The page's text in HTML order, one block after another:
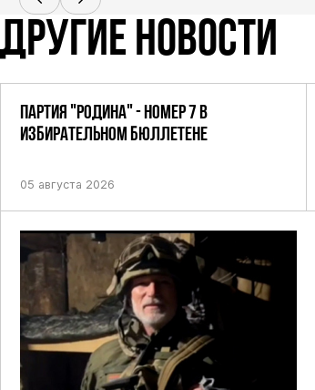
ДРУГИЕ НОВОСТИ
ПАРТИЯ "РОДИНА" - НОМЕР 7 В
ИЗБИРАТЕЛЬНОМ БЮЛЛЕТЕНЕ
05 августа 2026